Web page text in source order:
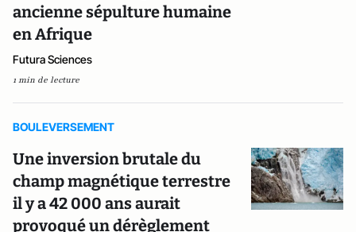
ancienne sépulture humaine
en Afrique
Futura Sciences
1 min de lecture
BOULEVERSEMENT
Une inversion brutale du
champ magnétique terrestre
il y a 42 000 ans aurait
provoqué un dérèglement